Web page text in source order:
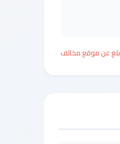
بلغ عن موقع مخالف